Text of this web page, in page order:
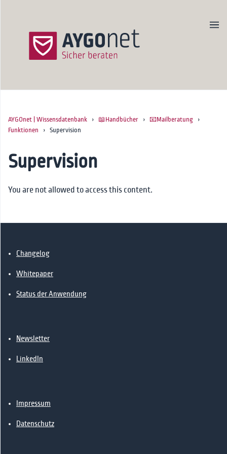
Produktseite
🔗Kontakt
AYGOnet | Wissensdatenbank › 📖Handbücher › 📧Mailberatung ›
Funktionen › Supervision
Supervision
You are not allowed to access this content.
Changelog
Whitepaper
Status der Anwendung
Newsletter
LinkedIn
Impressum
Datenschutz